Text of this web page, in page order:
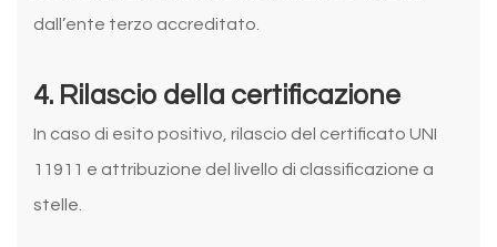
dall’ente terzo accreditato.
4. Rilascio della certificazione
In caso di esito positivo, rilascio del certificato UNI
11911 e attribuzione del livello di classificazione a
stelle.